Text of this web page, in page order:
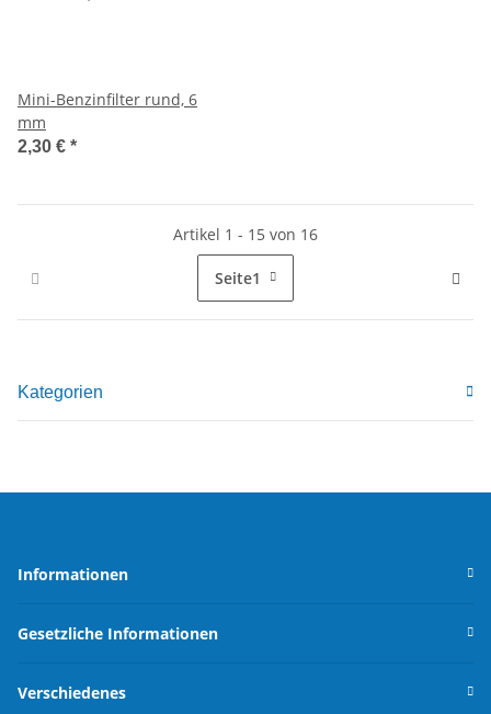
Mini-Benzinfilter rund, 6
mm
2,30 € *
Artikel 1 - 15 von 16
Seite1
Kategorien
Informationen
Gesetzliche Informationen
Verschiedenes